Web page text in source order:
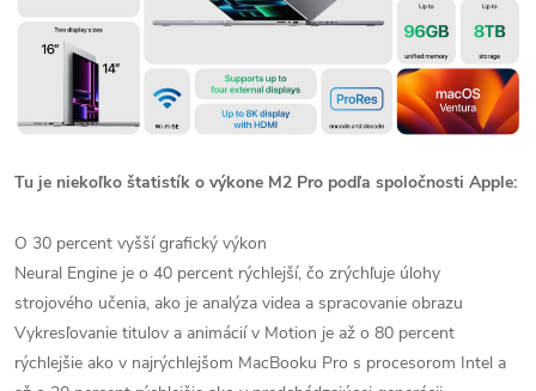
Tu je niekoľko štatistík o výkone M2 Pro podľa spoločnosti Apple:
O 30 percent vyšší grafický výkon
Neural Engine je o 40 percent rýchlejší, čo zrýchľuje úlohy
strojového učenia, ako je analýza videa a spracovanie obrazu
Vykresľovanie titulov a animácií v Motion je až o 80 percent
rýchlejšie ako v najrýchlejšom MacBooku Pro s procesorom Intel a